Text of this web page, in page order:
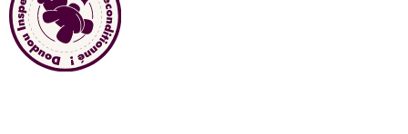
Contact